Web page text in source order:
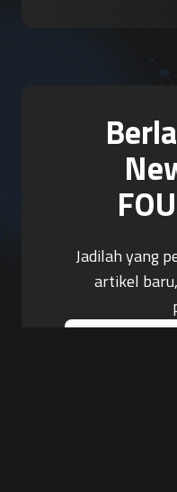
Jadilah yang
artikel